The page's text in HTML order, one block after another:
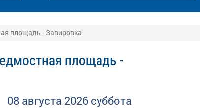
площадь - Завировка
площадь -
08 августа 2026 суббота